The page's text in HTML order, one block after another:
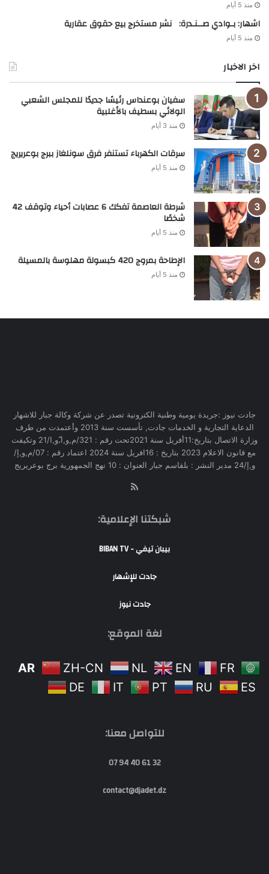
منذ 5 أيام
اشهار: بـوادي صــنـدرة: نشر مستخرج بيع حقوق عقارية
منذ 5 أيام
اخر الاخبار
سفيان بوعنداس رئيسًا جديدًا للمجلس الشعبي
الولائي بسطيف بالأغلبية
منذ 3 أيام
سرقات الكهرباء تستنفر فرق سونلغاز ببرج بوعريريج
منذ 5 أيام
شرطة العاصمة تفكك 6 عصابات أحياء وتوقف 42
شخصًا
منذ 5 أيام
الإطاحة بمروج 420 كبسولة مهلوسة بالمسيلة
منذ 5 أيام
جادت نيوز :جريدة يومية وطنية الكترونية تصدر عن شركة وكالة جبار للاشهار
الدعاية التجارية و الخدمات جادت, تأسست سنة 2013 وأعتمدت من طرف
وزارة الاتصال بتاريخ:11أفريل سنة 2021تحت رقم : 321/م,و,ا,ّو,ا/21 وتكيفت
مع قانون الاعلام 2023 بتاريخ : 16افريل سنة 2024 اعتماد رقم : 07/م,و,إ/
و,إ/24 مدير النشر : بلقاسم جبار العنوان : 10 نهج الجمهورية برج بوعريريج
شبكتنا الإعلامية:
بيبان تيفي - BIBAN TV
جادت للإشهار
جادت نيوز
لغة الموقع:
AR ZH-CN NL EN
FR
DE
IT PT RU ES
للتواصل معنا:
32 61 40 94 07
contact@djadet.dz